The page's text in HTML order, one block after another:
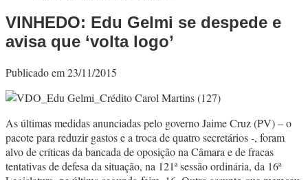
VINHEDO: Edu Gelmi se despede e
avisa que ‘volta logo’
Publicado em 23/11/2015
As últimas medidas anunciadas pelo governo Jaime Cruz (PV) – o
pacote para reduzir gastos e a troca de quatro secretários -, foram
alvo de críticas da bancada de oposição na Câmara e de fracas
tentativas de defesa da situação, na 121ª sessão ordinária, da 16ª